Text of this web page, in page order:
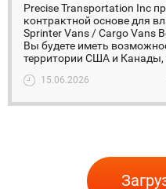
Precise Transportation Inc
контрактной основе для
Sprinter Vans / Cargo Vans
Вы будете иметь
территории США и Канады,
15.06.2026